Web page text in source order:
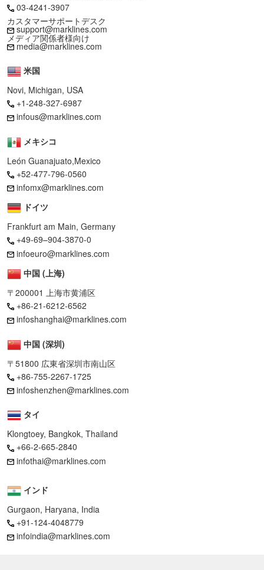
03-4241-3907
カスタマーサポートデスク
support@marklines.com
メディア関係者様向け
media@marklines.com
米国
Novi, Michigan, USA
+1-248-327-6987
infous@marklines.com
メキシコ
León Guanajuato,Mexico
+52-477-796-0560
infomx@marklines.com
ドイツ
Frankfurt am Main, Germany
+49-69–904-3870-0
infoeuro@marklines.com
中国 (上海)
〒200001 上海市黄浦区
+86-21-6212-6562
infoshanghai@marklines.com
中国 (深圳)
〒51800 広東省深圳市南山区
+86-755-2267-1725
infoshenzhen@marklines.com
タイ
Klongtoey, Bangkok, Thailand
+66-2-665-2840
infothai@marklines.com
インド
Gurgaon, Haryana, India
+91-124-4048779
infoindia@marklines.com